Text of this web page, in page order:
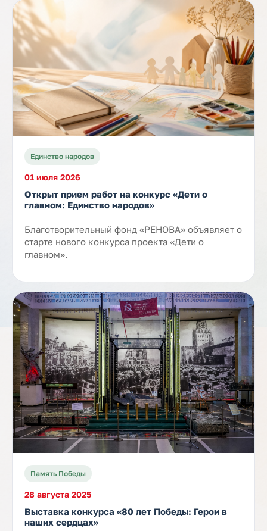
Единство народов
01 июля 2026
Открыт прием работ на конкурс «Дети о
главном: Единство народов»
Благотворительный фонд «РЕНОВА» объявляет о
старте нового конкурса проекта «Дети о
главном».
Память Победы
28 августа 2025
Выставка конкурса «80 лет Победы: Герои в
наших сердцах»